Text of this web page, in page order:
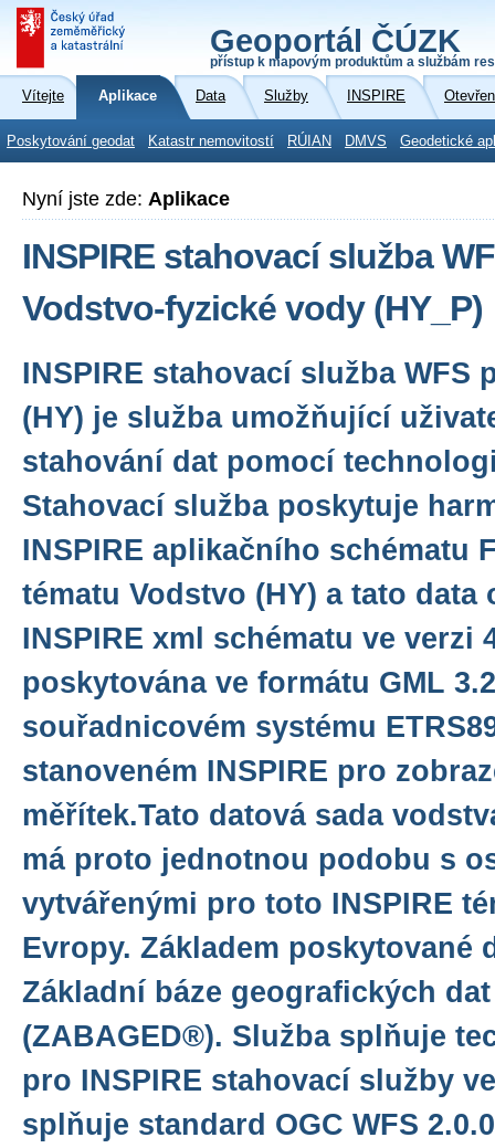
Geoportál ČÚZK
přístup k mapovým produktům a službám
Vítejte Aplikace Data Služby INSPIRE
Poskytování geodat Katastr nemovitostí RÚIAN DMVS Geodetické
Nyní jste zde: Aplikace
INSPIRE stahovací služba
Vodstvo-fyzické vody (HY_P)
INSPIRE stahovací služba WFS
(HY) je služba umožňující
stahování dat pomocí
Stahovací služba poskytuje
INSPIRE aplikačního schématu
tématu Vodstvo (HY) a tato data
INSPIRE xml schématu ve verzi
poskytována ve formátu GML
souřadnicovém systému
stanoveném INSPIRE pro
měřítek.Tato datová sada
má proto jednotnou podobu s
vytvářenými pro toto INSPIRE
Evropy. Základem poskytované
Základní báze geografických
(ZABAGED®). Služba splňuje
pro INSPIRE stahovací služby
splňuje standard OGC WFS